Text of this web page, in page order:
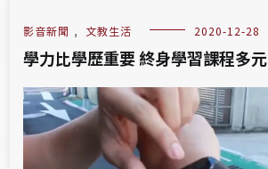
影音新聞 , 文教生活 2020-12-28
學力比學歷重要 終身學習課程多元